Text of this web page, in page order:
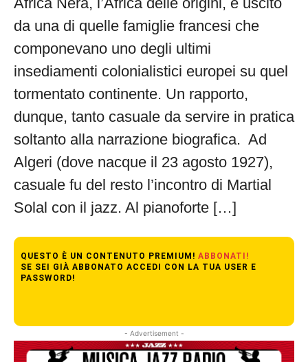
da una di quelle famiglie francesi che
componevano uno degli ultimi
insediamenti colonialistici europei su quel
tormentato continente. Un rapporto,
dunque, tanto casuale da servire in pratica
soltanto alla narrazione biografica. Ad
Algeri (dove nacque il 23 agosto 1927),
casuale fu del resto l’incontro di Martial
Solal con il jazz. Al pianoforte […]
QUESTO È UN CONTENUTO PREMIUM! ABBONATI!
SE SEI GIÀ ABBONATO ACCEDI CON LA TUA USER E
PASSWORD!
- Advertisement -